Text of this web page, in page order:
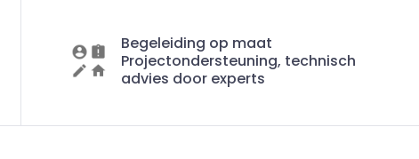
Begeleiding op maat
Projectondersteuning, technisch
advies door experts